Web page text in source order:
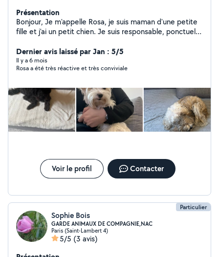
Présentation
Bonjour, Je m'appelle Rosa, je suis maman d'une petite
fille et j'ai un petit chien. Je suis responsable, ponctuel
journée donc, n'hésitez pas à me solliciter. Je serai ravie
de pouvoir vous aider.
Dernier avis laissé par Jan : 5/5
Il y a 6 mois
Rosa a été très réactive et très conviviale
Voir le profil Contacter
Particulier
Sophie Bois
GARDE ANIMAUX DE COMPAGNIE,NAC
Paris (Saint-Lambert 4)
5/5 (3 avis)